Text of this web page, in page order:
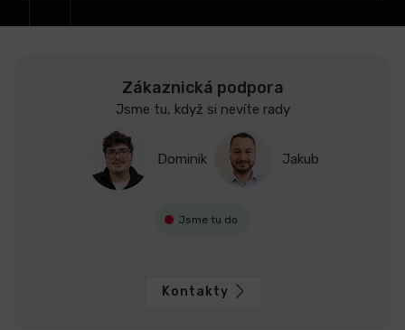
Zákaznická podpora
Jsme tu, když si nevíte rady
Dominik Jakub
Jsme tu do
Kontakty